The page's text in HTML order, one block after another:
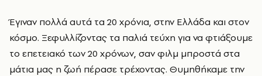
Έγιναν πολλά αυτά τα 20 χρόνια, στην Ελλάδα και στον
κόσμο. Ξεφυλλίζοντας τα παλιά τεύχη για να φτιάξουμε
το επετειακό των 20 χρόνων, σαν φιλμ μπροστά στα
μάτια μας η ζωή πέρασε τρέχοντας. Θυμηθήκαμε την